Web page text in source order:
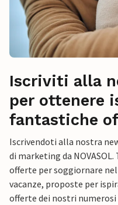
Iscriviti alla
per ottenere
fantastiche
Iscrivendoti alla nostra
di marketing da
offerte per soggiornare
vacanze, proposte per
offerte dei nostri